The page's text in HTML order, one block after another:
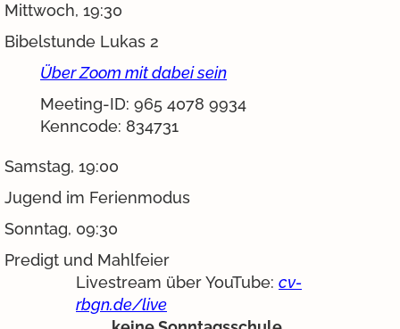
Mittwoch, 19:30
Bibelstunde Lukas 2
Über Zoom mit dabei sein
Meeting-ID: 965 4078 9934
Kenncode: 834731
Samstag, 19:00
Jugend im Ferienmodus
Sonntag, 09:30
Predigt und Mahlfeier
Livestream über YouTube: cv-
rbgn.de/live